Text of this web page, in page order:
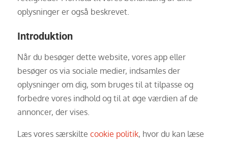
oplysninger er også beskrevet.
Introduktion
Når du besøger dette website, vores app eller
besøger os via sociale medier, indsamles der
oplysninger om dig, som bruges til at tilpasse og
forbedre vores indhold og til at øge værdien af de
annoncer, der vises.
Læs vores særskilte cookie politik, hvor du kan læse